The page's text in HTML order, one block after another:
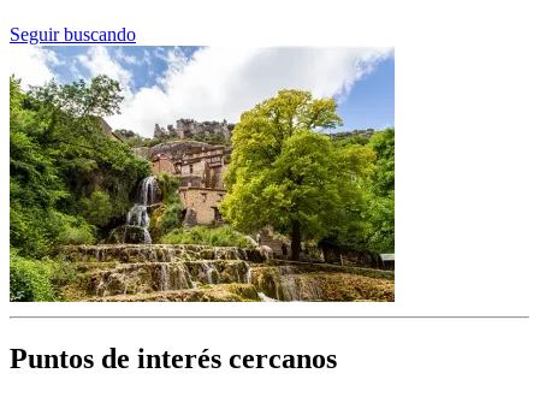
Seguir buscando
Puntos de interés cercanos